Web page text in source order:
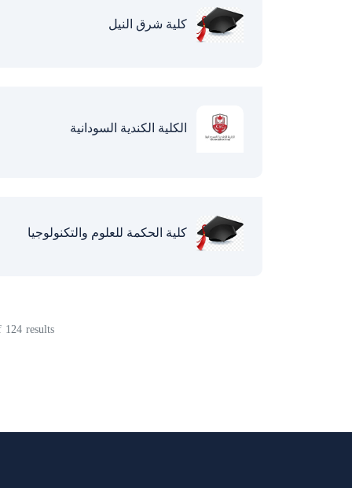
كلية شرق النيل
الكلية الكندية السودانية
كلية الحكمة للعلوم والتكنولوجيا
124results